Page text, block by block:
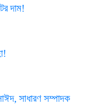
দাম!
সাধারণ সম্পাদক